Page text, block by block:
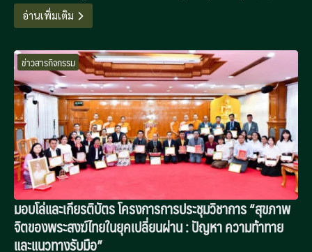
อ่านเพิ่มเติม
ข่าวสารกิจกรรม
มอบโล่และเกียรติบัตร โครงการการประชุมวิชาการ “สุขภาพ
จิตของพระสงฆ์ไทยในยุคเปลี่ยนผ่าน : ปัญหา ความท้าทาย
และแนวทางรับมือ”